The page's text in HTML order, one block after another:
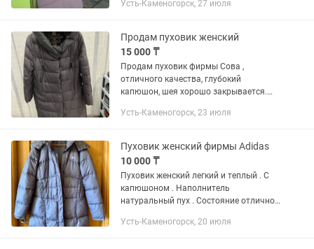
Усть-Каменогорск, 27 июля
Продам пуховик женский
15 000 ₸
Продам пуховик фирмы Сова ,
отличного качества, глубокий
капюшон, шея хорошо закрывается.
состояние.
Усть-Каменогорск, 23 июля
Пуховик женский фирмы Adidas
10 000 ₸
Пуховик женский легкий и теплый . С
капюшоном . Наполнитель
натуральный пух . Состояние отличное
Усть-Каменогорск, 20 июля